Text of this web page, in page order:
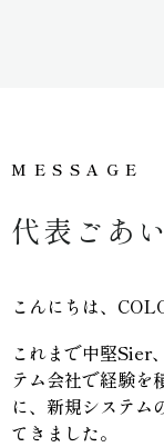
MESSAGE
代表 ご あ い
こんにちは、
これまで中堅Sier
テム会社で経験
に、新規システム
てきました。